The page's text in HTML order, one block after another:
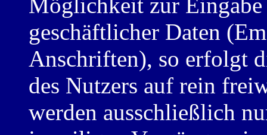
geschäftlicher Daten
Anschriften), so erfolgt
des Nutzers auf rein
werden ausschließlich